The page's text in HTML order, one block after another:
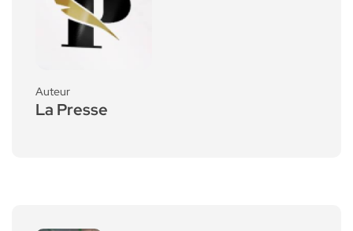
Auteur
La Presse